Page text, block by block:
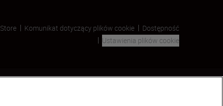
Komunikat dotyczący plików cookie
Dostępność
Ustawienia plików cookie